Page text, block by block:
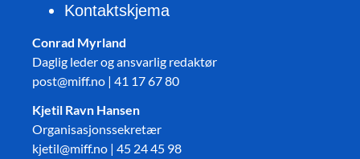
Kontaktskjema
Conrad Myrland
Daglig leder og ansvarlig redaktør
post@miff.no | 41 17 67 80
Kjetil Ravn Hansen
Organisasjonssekretær
kjetil@miff.no | 45 24 45 98